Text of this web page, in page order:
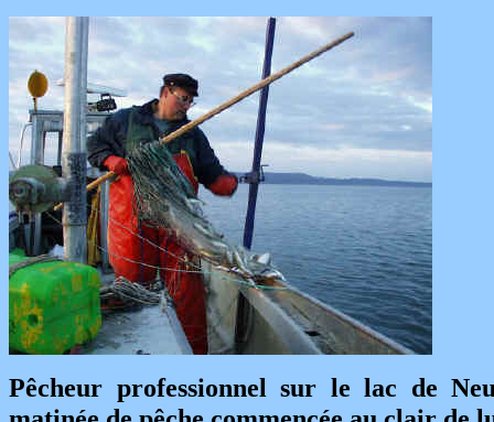
Pêcheur professionnel sur le lac de